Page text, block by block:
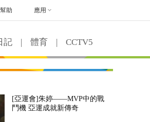
幫助 應用
記 | 體育 | CCTV5
[亞運會]朱婷——MVP中的戰
鬥機 亞運成就新傳奇